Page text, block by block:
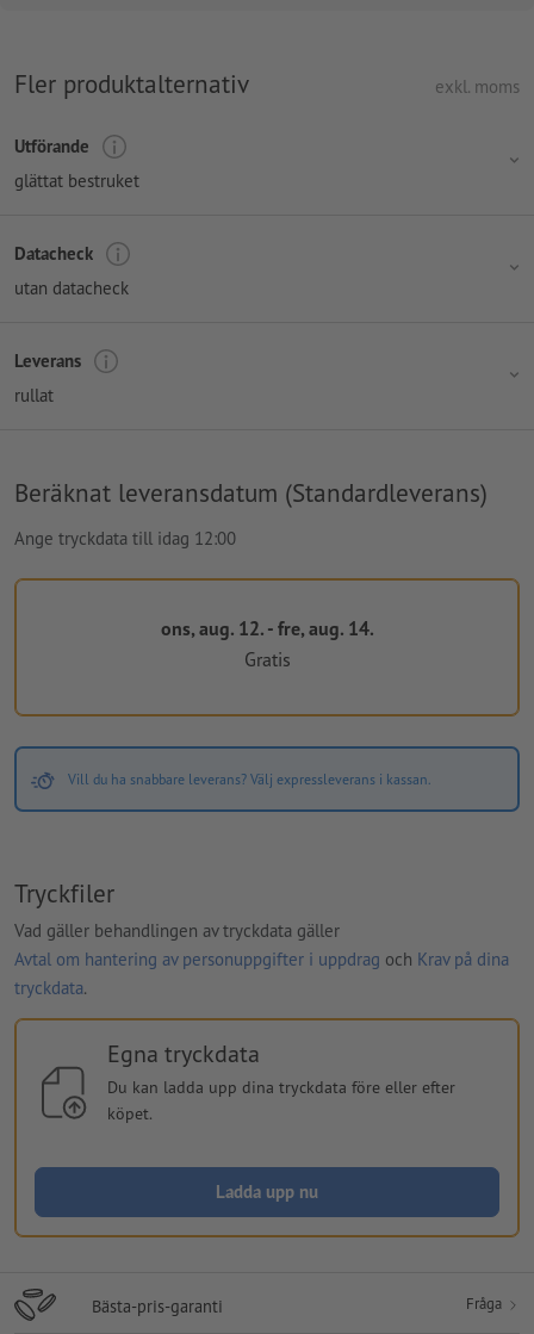
Fler produktalternativ exkl. moms
Utförande
glättat bestruket
Datacheck
utan datacheck
Leverans
rullat
Beräknat leveransdatum (Standardleverans)
Ange tryckdata till idag 12:00
ons, aug. 12. - fre, aug. 14.
Gratis
Vill du ha snabbare leverans? Välj expressleverans i kassan.
Tryckfiler
Vad gäller behandlingen av tryckdata gäller
Avtal om hantering av personuppgifter i uppdrag och Krav på dina
tryckdata.
Egna tryckdata
Du kan ladda upp dina tryckdata före eller efter
köpet.
Ladda upp nu
Bästa-pris-garanti Fråga